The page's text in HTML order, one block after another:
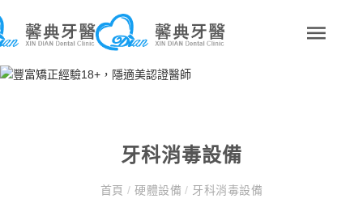
牙科消毒設備
首頁/ 硬體設備/ 牙科消毒設備